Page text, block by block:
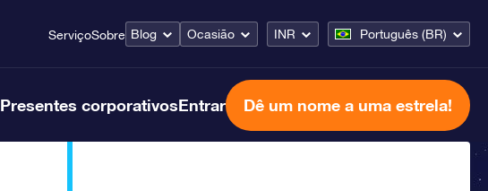
ServiçoSobre Blog Ocasião INR Português (BR)
Presentes corporativosEntrar Dê um nome a uma estrela!